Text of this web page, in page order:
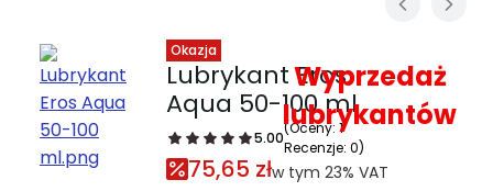
Okazja
Lubrykant Eros
Aqua 50-100 ml
5.00
(Oceny: 1
Recenzje: 0)
75,65 złw tym 23% VAT
w tym 23% VAT
Wyprzedaż
lubrykantów